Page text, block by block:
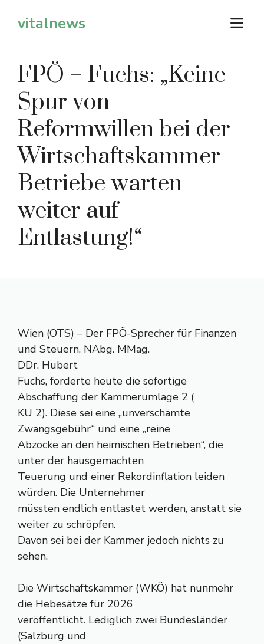
Inhaltvitalnews
FPÖ – Fuchs: „Keine
Spur von
Reformwillen bei der
Wirtschaftskammer –
Betriebe warten
weiter auf
Entlastung!“
Wien (OTS) – Der FPÖ-Sprecher für Finanzen
und Steuern, NAbg. MMag.
DDr. Hubert
Fuchs, forderte heute die sofortige
Abschaffung der Kammerumlage 2 (
KU 2). Diese sei eine „unverschämte
Zwangsgebühr“ und eine „reine
Abzocke an den heimischen Betrieben“, die
unter der hausgemachten
Teuerung und einer Rekordinflation leiden
würden. Die Unternehmer
müssten endlich entlastet werden, anstatt sie
weiter zu schröpfen.
Davon sei bei der Kammer jedoch nichts zu
sehen.
Die Wirtschaftskammer (WKÖ) hat nunmehr
die Hebesätze für 2026
veröffentlicht. Lediglich zwei Bundesländer
(Salzburg und